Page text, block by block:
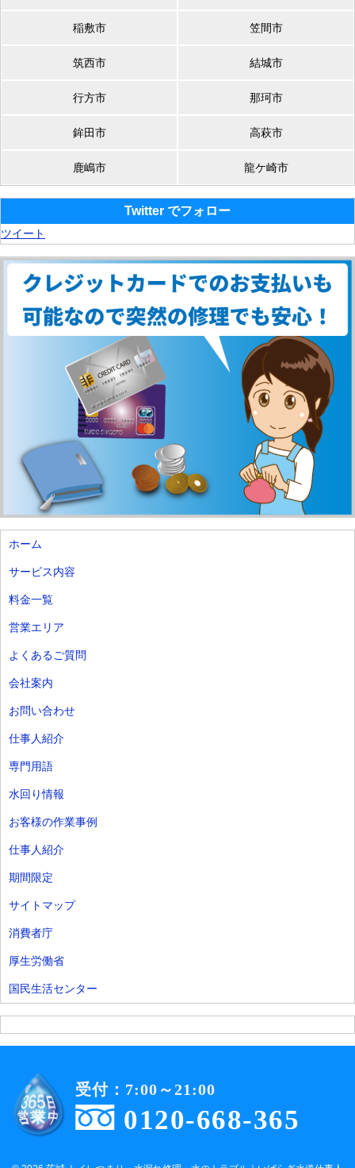
稲敷市 笠間市
筑西市 結城市
行方市 那珂市
鉾田市 高萩市
鹿嶋市 龍ケ崎市
Twitter でフォロー
ツイート
ホーム
サービス内容
料金一覧
営業エリア
よくあるご質問
会社案内
お問い合わせ
仕事人紹介
専門用語
水回り情報
お客様の作業事例
仕事人紹介
期間限定
サイトマップ
消費者庁
厚生労働省
国民生活センター
0120-668-365
受付：7:00～21:00